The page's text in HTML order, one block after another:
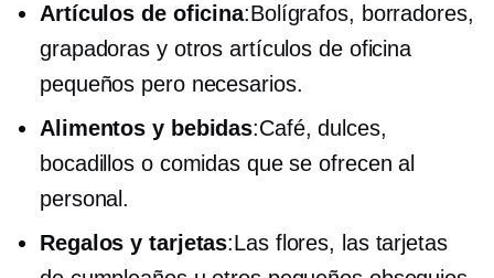
Artículos de oficina:Bolígrafos, borradores,
grapadoras y otros artículos de oficina
pequeños pero necesarios.
Alimentos y bebidas:Café, dulces,
bocadillos o comidas que se ofrecen al
personal.
Regalos y tarjetas:Las flores, las tarjetas